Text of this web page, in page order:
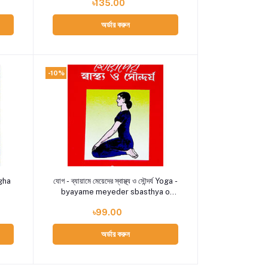
৳135.00
অর্ডার করুন
-10%
Add to cart
যোগ - ব্যায়ামে মেয়েদের স্বাস্থ্য ও সৌন্দর্য Yoga -
byayame meyeder sbasthya o
৳99.00
অর্ডার করুন